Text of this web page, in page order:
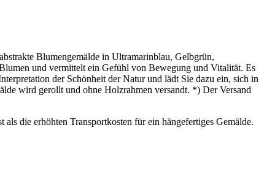
Blumengemälde in Ultramarinblau, Gelbgrün,
und vermittelt ein Gefühl von Bewegung und Vitalität. Es
der Schönheit der Natur und lädt Sie dazu ein, sich in
wird gerollt und ohne Holzrahmen versandt. *) Der Versand
die erhöhten Transportkosten für ein hängefertiges Gemälde.